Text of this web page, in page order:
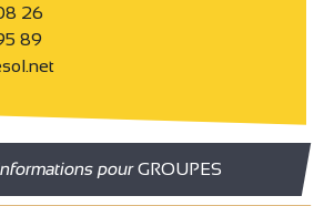
26
89
pourGROUPES